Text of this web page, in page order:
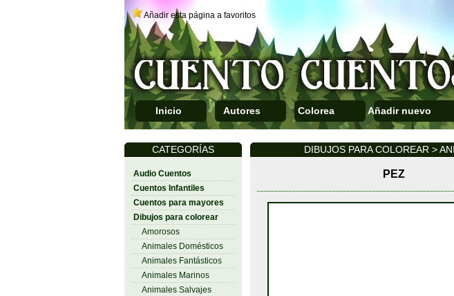
Añadir esta página a favoritos
Inicio Autores Colorea Añadir nuevo
CATEGORÍAS
Audio Cuentos
Cuentos Infantiles
Cuentos para mayores
Dibujos para colorear
Amorosos
Animales Domésticos
Animales Fantásticos
Animales Marinos
Animales Salvajes
DIBUJOS PARA COLOREAR >
PEZ